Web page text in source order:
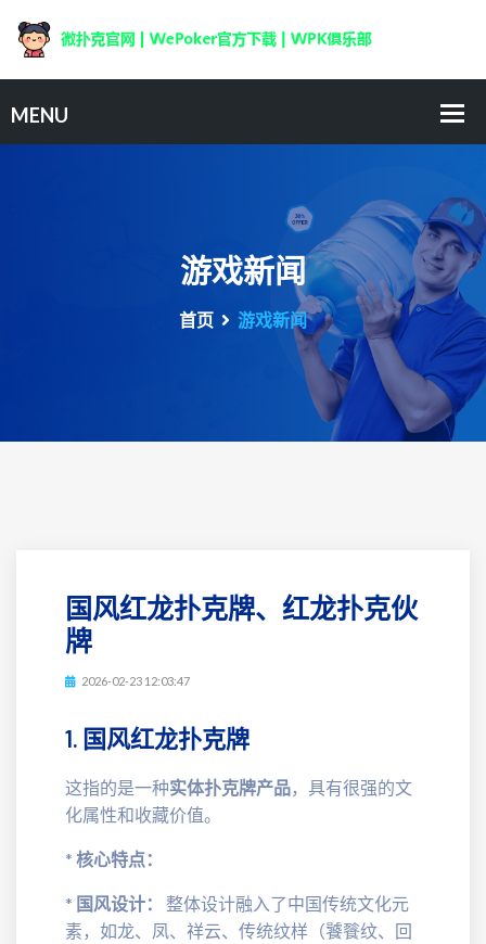
游戏新闻
首页 游戏新闻
国风红龙扑克牌、红龙扑克伙
牌
2026-02-23 12:03:47
1. 国风红龙扑克牌
这指的是一种实体扑克牌产品，具有很强的文
化属性和收藏价值。
* 核心特点：
* 国风设计：
整体设计融入了中国传统文化元
素，如龙、凤、祥云、传统纹样（饕餮纹、回